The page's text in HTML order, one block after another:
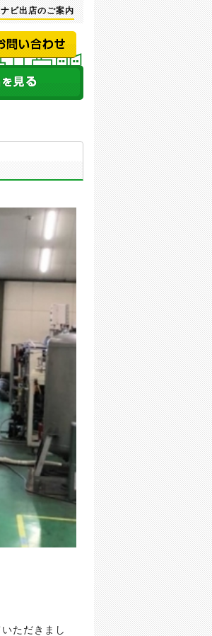
ビ出店のご案内
ただきまし